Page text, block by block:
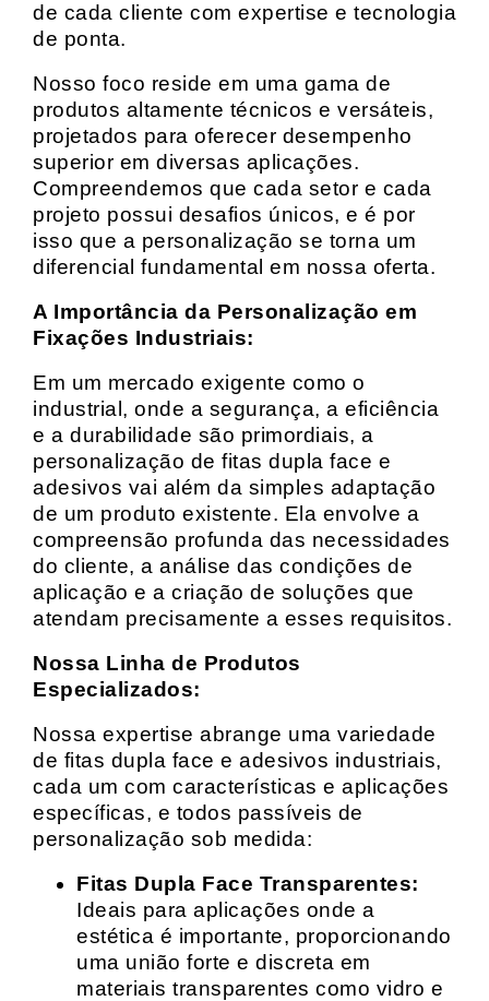
de cada cliente com expertise e tecnologia
de ponta.
Nosso foco reside em uma gama de
produtos altamente técnicos e versáteis,
projetados para oferecer desempenho
superior em diversas aplicações.
Compreendemos que cada setor e cada
projeto possui desafios únicos, e é por
isso que a personalização se torna um
diferencial fundamental em nossa oferta.
A Importância da Personalização em
Fixações Industriais:
Em um mercado exigente como o
industrial, onde a segurança, a eficiência
e a durabilidade são primordiais, a
personalização de fitas dupla face e
adesivos vai além da simples adaptação
de um produto existente. Ela envolve a
compreensão profunda das necessidades
do cliente, a análise das condições de
aplicação e a criação de soluções que
atendam precisamente a esses requisitos.
Nossa Linha de Produtos
Especializados:
Nossa expertise abrange uma variedade
de fitas dupla face e adesivos industriais,
cada um com características e aplicações
específicas, e todos passíveis de
personalização sob medida:
Fitas Dupla Face Transparentes:
Ideais para aplicações onde a
estética é importante, proporcionando
uma união forte e discreta em
materiais transparentes como vidro e